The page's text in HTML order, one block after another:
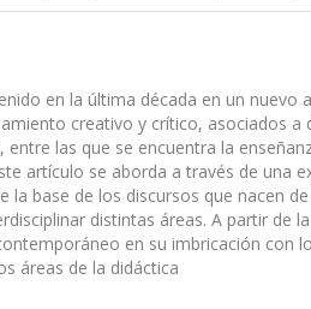
en la última década en un
creativo y crítico, asociados
entre las que se encuentra la
artículo se aborda a través de una
la base de los discursos que nacen
distintas áreas. A partir de
en su imbricación con
áreas de la didáctica